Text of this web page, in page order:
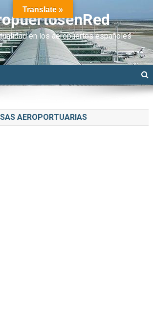
en los aeropuertos españoles
AEROPORTUARIAS
Translate »